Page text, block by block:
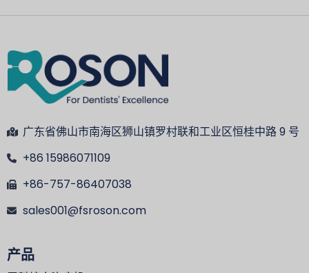
广东省佛山市南海区狮山镇罗村联和工业区恒桂中路 9 号
+86 15986071109
+86-757-86407038
sales001@fsroson.com
产品